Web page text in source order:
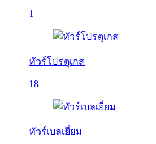
1
ทัวร์โปรตุเกส
18
ทัวร์เบลเยี่ยม